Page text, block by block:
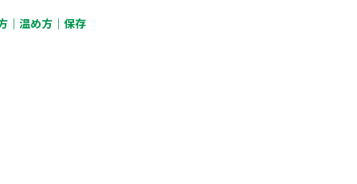
｜温め方｜保存